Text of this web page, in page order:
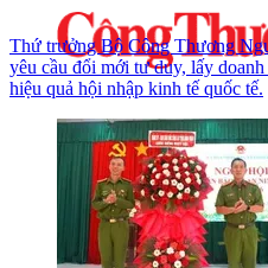
Thứ trưởng Bộ Công Thương
yêu cầu đổi mới tư duy, lấy
hiệu quả hội nhập kinh tế quốc tế.